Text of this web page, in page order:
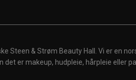
Steen & Strøm Beauty Hall. Vi er en
er makeup, hudpleie, hårpleie eller